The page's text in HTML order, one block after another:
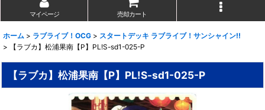
マイページ 売却カート
ホーム > ラブライブ！OCG > スタートデッキ ラブライブ！サンシャイン!!
>
【ラブカ】松浦果南【P】PL!S-sd1-025-P
【ラブカ】松浦果南【P】PL!S-sd1-025-P